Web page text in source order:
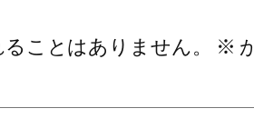
ことはありません。
※